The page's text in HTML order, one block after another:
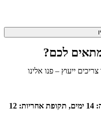
לכם?
ייעוץ – פנו אלינו
משלוחים מהירים לכל הארץ, זמן אספקה: 14 ימים, תקופת אחריות: 12